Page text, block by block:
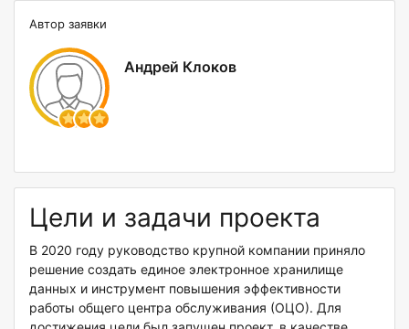
Автор заявки
Андрей Клоков
Цели и задачи проекта
В 2020 году руководство крупной компании приняло
решение создать единое электронное хранилище
данных и инструмент повышения эффективности
работы общего центра обслуживания (ОЦО). Для